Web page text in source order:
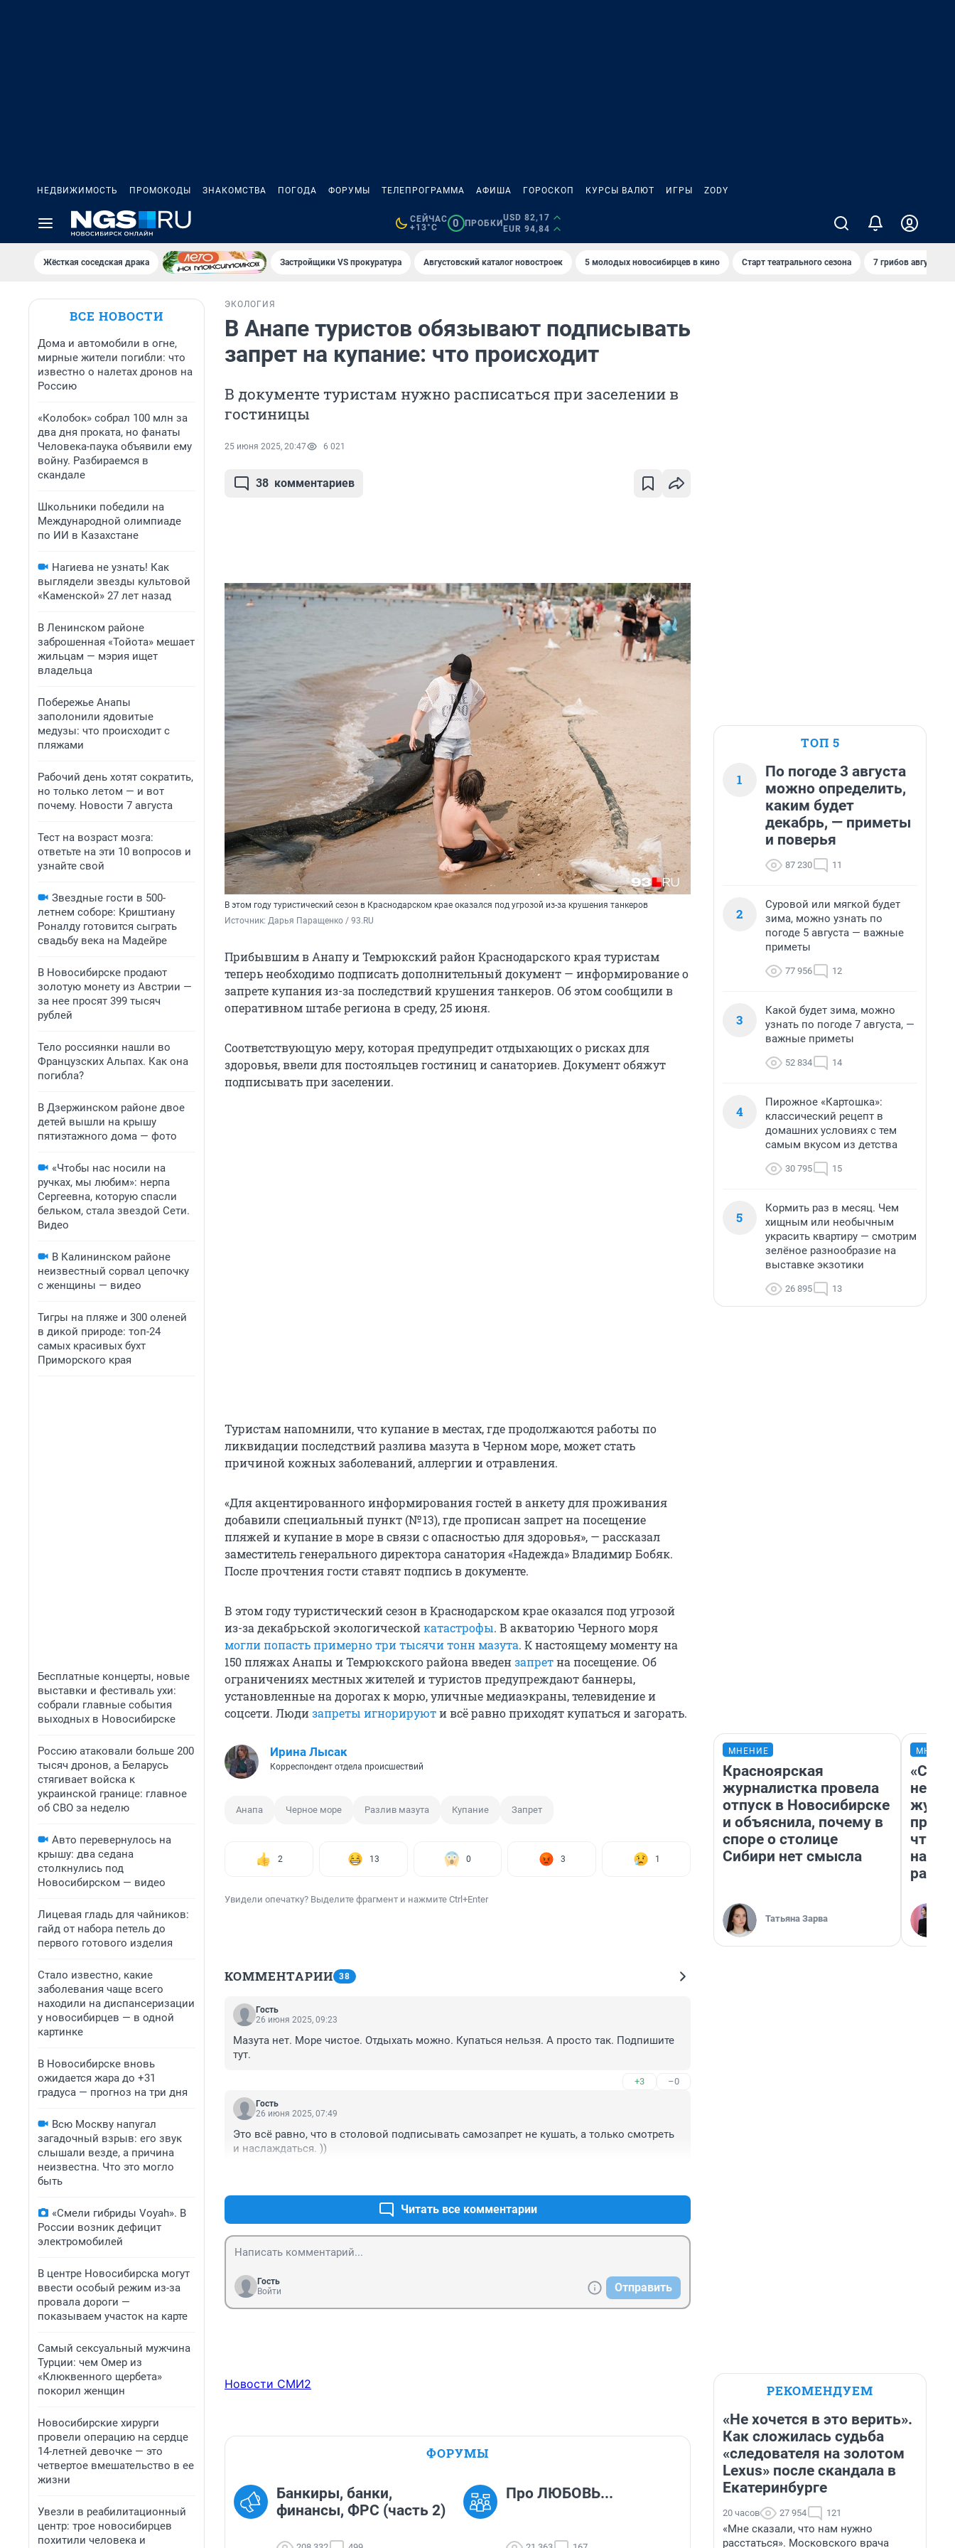
НЕДВИЖИМОСТЬ ПРОМОКОДЫ ЗНАКОМСТВА ПОГОДА ФОРУМЫ ТЕЛЕПРОГРАММА АФИША ГОРОСКОП КУРСЫ ВАЛЮТ ИГРЫ ZODY
СЕЙЧАС
+13°C
0 ПРОБКИ
USD 82,17
EUR 94,84
Жёсткая соседская драка Застройщики VS прокуратура Августовский каталог новостроек 5 молодых новосибирцев в кино Старт театрального сезона 7 грибов августа
ВСЕ НОВОСТИ
Дома и автомобили в огне,
мирные жители погибли: что
известно о налетах дронов на
Россию
«Колобок» собрал 100 млн за
два дня проката, но фанаты
Человека-паука объявили ему
войну. Разбираемся в
скандале
Школьники победили на
Международной олимпиаде
по ИИ в Казахстане
Нагиева не узнать! Как
выглядели звезды культовой
«Каменской» 27 лет назад
В Ленинском районе
заброшенная «Тойота» мешает
жильцам — мэрия ищет
владельца
Побережье Анапы
заполонили ядовитые
медузы: что происходит с
пляжами
Рабочий день хотят сократить,
но только летом — и вот
почему. Новости 7 августа
Тест на возраст мозга:
ответьте на эти 10 вопросов и
узнайте свой
Звездные гости в 500-
летнем соборе: Криштиану
Роналду готовится сыграть
свадьбу века на Мадейре
В Новосибирске продают
золотую монету из Австрии —
за нее просят 399 тысяч
рублей
Тело россиянки нашли во
Французских Альпах. Как она
погибла?
В Дзержинском районе двое
детей вышли на крышу
пятиэтажного дома — фото
«Чтобы нас носили на
ручках, мы любим»: нерпа
Сергеевна, которую спасли
бельком, стала звездой Сети.
Видео
В Калининском районе
неизвестный сорвал цепочку
с женщины — видео
Тигры на пляже и 300 оленей
в дикой природе: топ-24
самых красивых бухт
Приморского края
Бесплатные концерты, новые
выставки и фестиваль ухи:
собрали главные события
выходных в Новосибирске
Россию атаковали больше 200
тысяч дронов, а Беларусь
стягивает войска к
украинской границе: главное
об СВО за неделю
Авто перевернулось на
крышу: два седана
столкнулись под
Новосибирском — видео
Лицевая гладь для чайников:
гайд от набора петель до
первого готового изделия
Стало известно, какие
заболевания чаще всего
находили на диспансеризации
у новосибирцев — в одной
картинке
В Новосибирске вновь
ожидается жара до +31
градуса — прогноз на три дня
Всю Москву напугал
загадочный взрыв: его звук
слышали везде, а причина
неизвестна. Что это могло
быть
«Смели гибриды Voyah». В
России возник дефицит
электромобилей
В центре Новосибирска могут
ввести особый режим из-за
провала дороги —
показываем участок на карте
Самый сексуальный мужчина
Турции: чем Омер из
«Клюквенного щербета»
покорил женщин
Новосибирские хирурги
провели операцию на сердце
14-летней девочке — это
четвертое вмешательство в ее
жизни
Увезли в реабилитационный
центр: трое новосибирцев
похитили человека и
ЭКОЛОГИЯ
В Анапе туристов обязывают подписывать
запрет на купание: что происходит
В документе туристам нужно расписаться при заселении в
гостиницы
25 июня 2025, 20:47 6 021
38 комментариев
В этом году туристический сезон в Краснодарском крае оказался под угрозой из-за крушения танкеров
Источник: Дарья Паращенко / 93.RU
Прибывшим в Анапу и Темрюкский район Краснодарского края туристам
теперь необходимо подписать дополнительный документ — информирование о
запрете купания из-за последствий крушения танкеров. Об этом сообщили в
оперативном штабе региона в среду, 25 июня.
Соответствующую меру, которая предупредит отдыхающих о рисках для
здоровья, ввели для постояльцев гостиниц и санаториев. Документ обяжут
подписывать при заселении.
Туристам напомнили, что купание в местах, где продолжаются работы по
ликвидации последствий разлива мазута в Черном море, может стать
причиной кожных заболеваний, аллергии и отравления.
«Для акцентированного информирования гостей в анкету для проживания
добавили специальный пункт (№ 13), где прописан запрет на посещение
пляжей и купание в море в связи с опасностью для здоровья», — рассказал
заместитель генерального директора санатория «Надежда» Владимир Бобяк.
После прочтения гости ставят подпись в документе.
В этом году туристический сезон в Краснодарском крае оказался под угрозой
из-за декабрьской экологическойкатастрофы. В акваторию Черного моря
могли попасть примерно три тысячи тонн мазута. К настоящему моменту на
150 пляжах Анапы и Темрюкского района введензапретна посещение. Об
ограничениях местных жителей и туристов предупреждают баннеры,
установленные на дорогах к морю, уличные медиаэкраны, телевидение и
соцсети. Людизапреты игнорируюти всё равно приходят купаться и загорать.
Ирина Лысак
Корреспондент отдела происшествий
Анапа Черное море Разлив мазута Купание Запрет
2 13 0 3 1
Увидели опечатку? Выделите фрагмент и нажмите Ctrl+Enter
КОММЕНТАРИИ 38
Гость
26 июня 2025, 09:23
Мазута нет. Море чистое. Отдыхать можно. Купаться нельзя. А просто так. Подпишите
тут.
+3 –0
Гость
26 июня 2025, 07:49
Это всё равно, что в столовой подписывать самозапрет не кушать, а только смотреть
и наслаждаться. ))
Читать все комментарии
Гость
Войти
Отправить
Новости СМИ2
ФОРУМЫ
Банкиры, банки,
финансы, ФРС (часть 2)
Про ЛЮБОВЬ...
ТОП 5
1
По погоде 3 августа
можно определить,
каким будет
декабрь, — приметы
и поверья
87 230 11
2
Суровой или мягкой будет
зима, можно узнать по
погоде 5 августа — важные
приметы
77 956 12
3
Какой будет зима, можно
узнать по погоде 7 августа, —
важные приметы
52 834 14
4
Пирожное «Картошка»:
классический рецепт в
домашних условиях с тем
самым вкусом из детства
30 795 15
5
Кормить раз в месяц. Чем
хищным или необычным
украсить квартиру — смотрим
зелёное разнообразие на
выставке экзотики
26 895 13
МНЕНИЕ
Красноярская
журналистка провела
отпуск в Новосибирске
и объяснила, почему в
споре о столице
Сибири нет смысла
Татьяна Зарва
на
ради
РЕКОМЕНДУЕМ
«Не хочется в это верить».
Как сложилась судьба
«следователя на золотом
Lexus» после скандала в
Екатеринбурге
20 часов 27 954 121
«Мне сказали, что нам нужно
расстаться». Московского врача